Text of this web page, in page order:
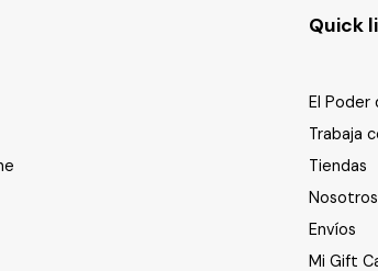
Quick
El Poder
Trabaja
Tiendas
Nosotros
Envíos
Mi Gift